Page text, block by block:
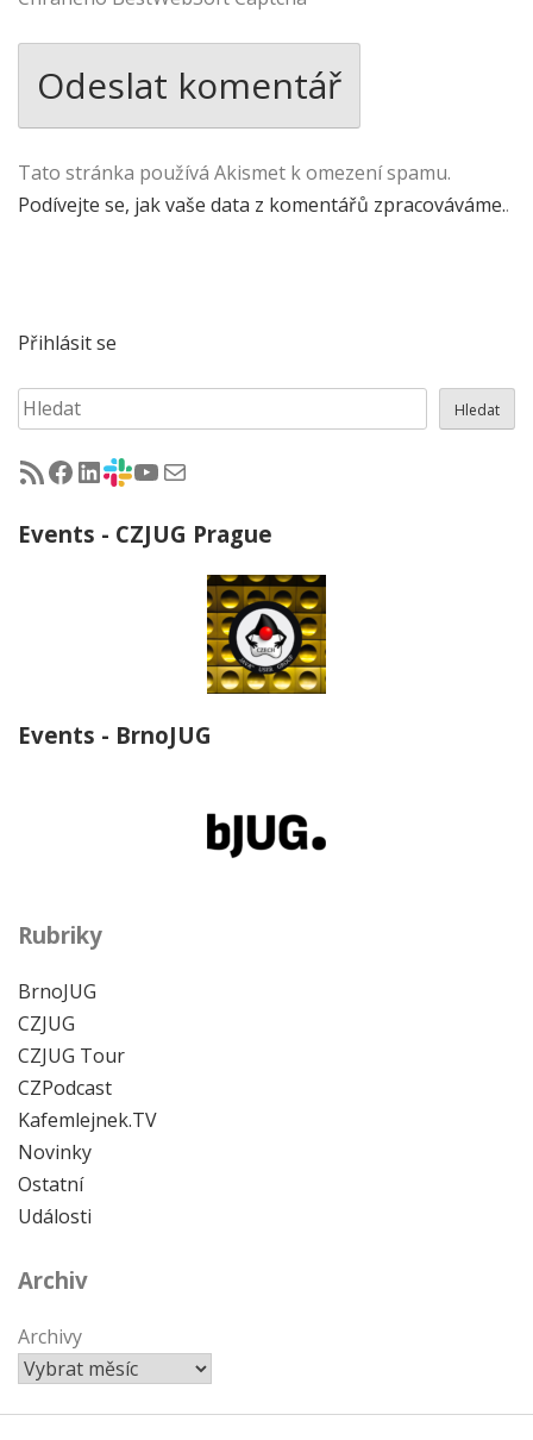
Tato stránka používá Akismet k omezení spamu.
Podívejte se, jak vaše data z komentářů zpracováváme..
Přihlásit se
Hledat Hledat
RSS - články na jug.cz
Facebook skupina Czech Java User Group
LinkedIn skupina Czech Java User Group
CZJUG Slack fórum
CZJUG YouTube kanálCZJUG email
Events - CZJUG Prague
Events - BrnoJUG
Rubriky
BrnoJUG
CZJUG
CZJUG Tour
CZPodcast
Kafemlejnek.TV
Novinky
Ostatní
Události
Archiv
Archivy